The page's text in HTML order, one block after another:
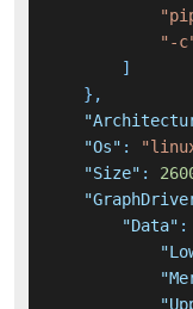
"-
]
} ,
"Os" :
"Size" :
"Data" :